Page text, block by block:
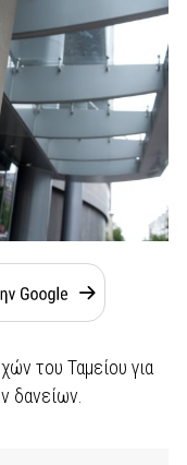
του Ταμείου για
δανείων.